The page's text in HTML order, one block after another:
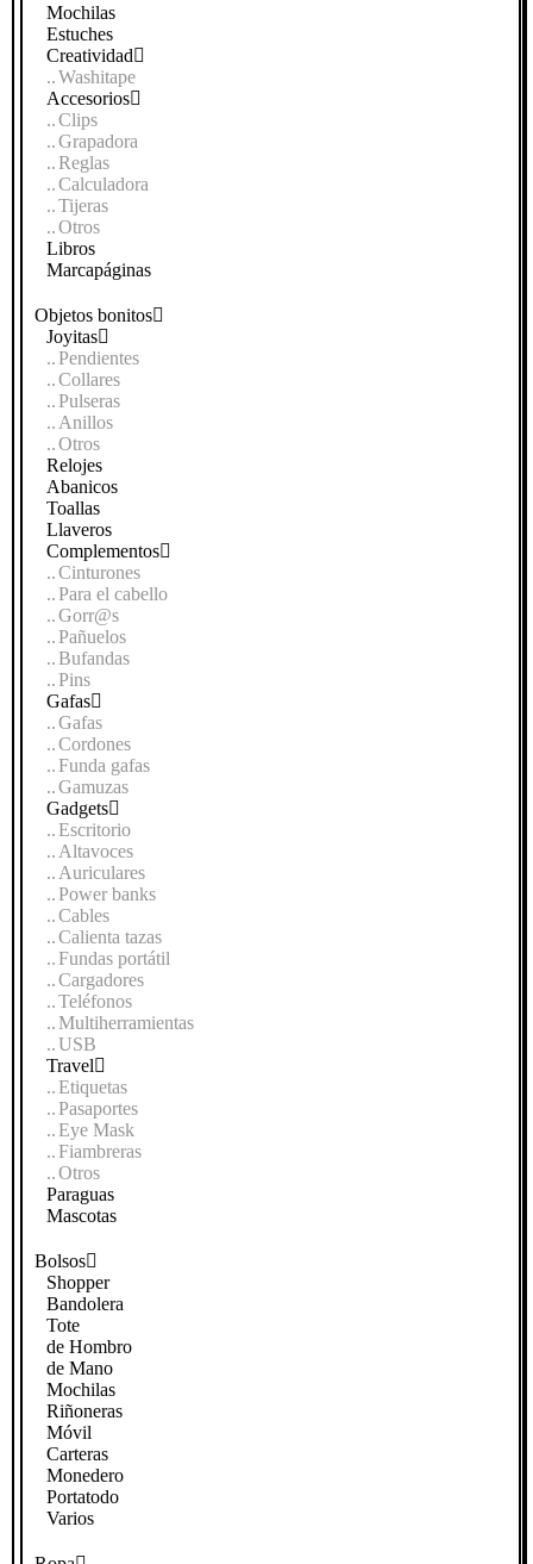
Mochilas
Estuches
Creatividad
Washitape
Accesorios
Clips
Grapadora
Reglas
Calculadora
Tijeras
Otros
Libros
Marcapáginas
Objetos bonitos
Joyitas
Pendientes
Collares
Pulseras
Anillos
Otros
Relojes
Abanicos
Toallas
Llaveros
Complementos
Cinturones
Para el cabello
Gorr@s
Pañuelos
Bufandas
Pins
Gafas
Gafas
Cordones
Funda gafas
Gamuzas
Gadgets
Escritorio
Altavoces
Auriculares
Power banks
Cables
Calienta tazas
Fundas portátil
Cargadores
Teléfonos
Multiherramientas
USB
Travel
Etiquetas
Pasaportes
Eye Mask
Fiambreras
Otros
Paraguas
Mascotas
Bolsos
Shopper
Bandolera
Tote
de Hombro
de Mano
Mochilas
Riñoneras
Móvil
Carteras
Monedero
Portatodo
Varios